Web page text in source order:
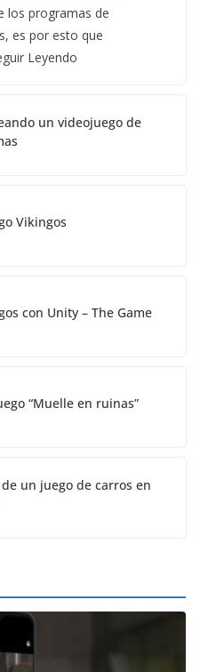
los programas de
es por esto que
Leyendo
un videojuego de
Vikingos
con Unity – The Game
“Muelle en ruinas”
un juego de carros en